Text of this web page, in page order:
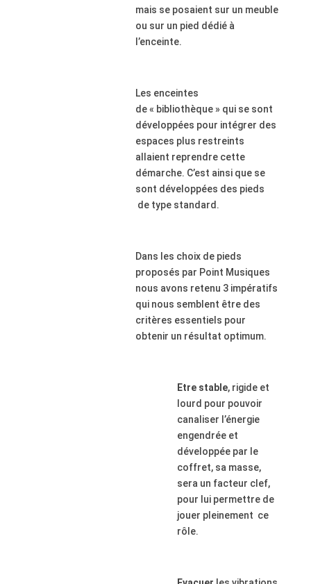
mais se posaient sur un meuble
ou sur un pied dédié à
l’enceinte.
Les enceintes
de « bibliothèque » qui se sont
développées pour intégrer des
espaces plus restreints
allaient reprendre cette
démarche. C’est ainsi que se
sont développées des pieds
de type standard.
Dans les choix de pieds
proposés par Point Musiques
nous avons retenu 3 impératifs
qui nous semblent être des
critères essentiels pour
obtenir un résultat optimum.
Etre stable, rigide et
lourd pour pouvoir
canaliser l’énergie
engendrée et
développée par le
coffret, sa masse,
sera un facteur clef,
pour lui permettre de
jouer pleinement ce
rôle.